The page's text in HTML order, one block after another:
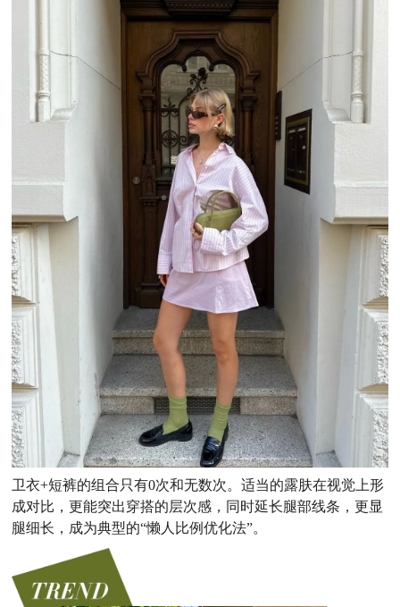
卫衣+短裤的组合只有0次和无数次。适当的露肤在视觉上形
成对比，更能突出穿搭的层次感 ，同时延长腿部线条 ，更显
腿细长，成为典型的“懒人比例优化法”。